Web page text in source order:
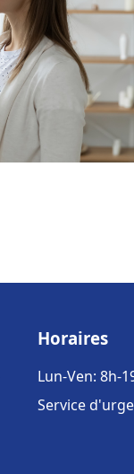
Horaires
Lun-Ven: 8h-
Service